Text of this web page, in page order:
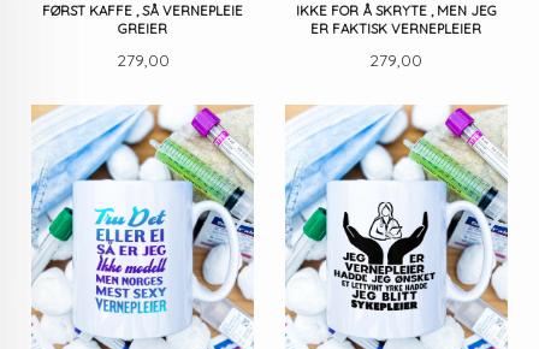
FØRST KAFFE , SÅ VERNEPLEIE
GREIER
Pris
279,00
IKKE FOR Å SKRYTE , MEN JEG
ER FAKTISK VERNEPLEIER
Pris
279,00